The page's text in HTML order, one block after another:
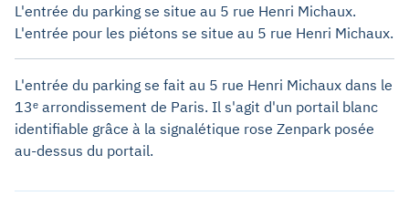
L'entrée du parking se situe au 5 rue Henri Michaux.
L'entrée pour les piétons se situe au 5 rue Henri Michaux.
L'entrée du parking se fait au 5 rue Henri Michaux dans le
13ᵉ arrondissement de Paris. Il s'agit d'un portail blanc
identifiable grâce à la signalétique rose Zenpark posée
au-dessus du portail.